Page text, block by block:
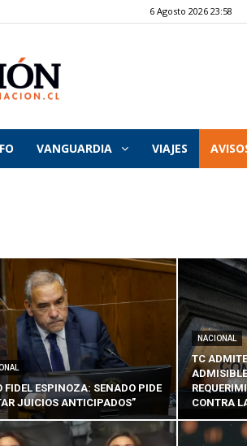
6 Agosto 2026 23:58
VANGUARDIA VIAJES
FIDEL ESPINOZA: SENADO PIDE
JUICIOS ANTICIPADOS”
NACIONAL
TC
CONTRA